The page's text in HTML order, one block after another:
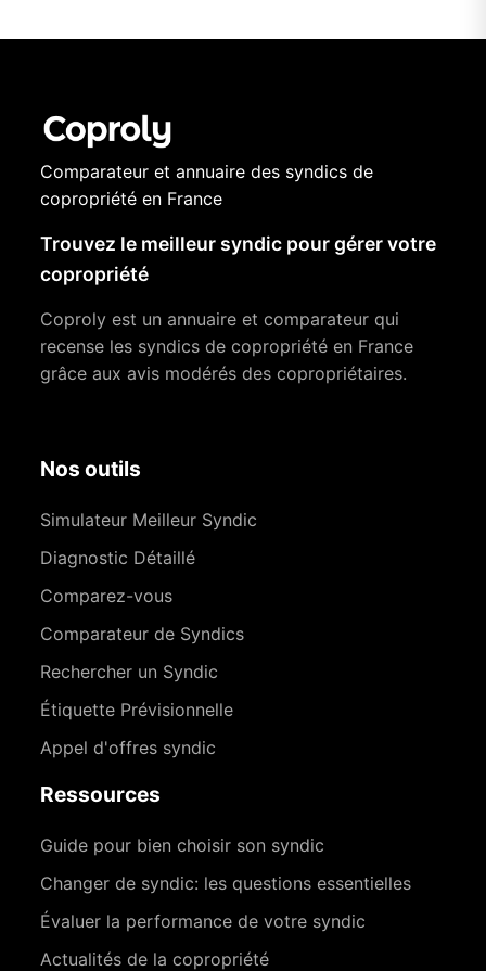
Comparateur et annuaire des syndics de
copropriété en France
Trouvez le meilleur syndic pour gérer votre
copropriété
Coproly est un annuaire et comparateur qui
recense les syndics de copropriété en France
grâce aux avis modérés des copropriétaires.
Nos outils
Simulateur Meilleur Syndic
Diagnostic Détaillé
Comparez-vous
Comparateur de Syndics
Rechercher un Syndic
Étiquette Prévisionnelle
Appel d'offres syndic
Ressources
Guide pour bien choisir son syndic
Changer de syndic: les questions essentielles
Évaluer la performance de votre syndic
Actualités de la copropriété